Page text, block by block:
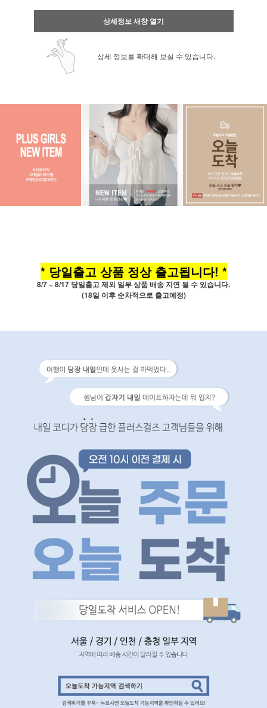
상세정보 새창 열기
상세 정보를 확대해 보실 수 있습니다.
* 당일출고 상품 정상 출고됩니다! *
8/7 ~ 8/17 당일출고 제외 일부 상품 배송 지연 될 수 있습니다.
(18일 이후 순차적으로 출고예정)